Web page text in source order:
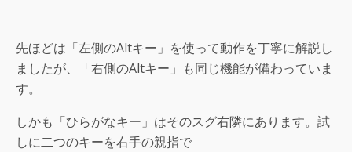
先ほどは「左側のAltキー」を使って動作を丁寧に解説し
ましたが、「右側のAltキー」も同じ機能が備わっていま
す。
しかも「ひらがなキー」はそのスグ右隣にあります。試
しに二つのキーを右手の親指で